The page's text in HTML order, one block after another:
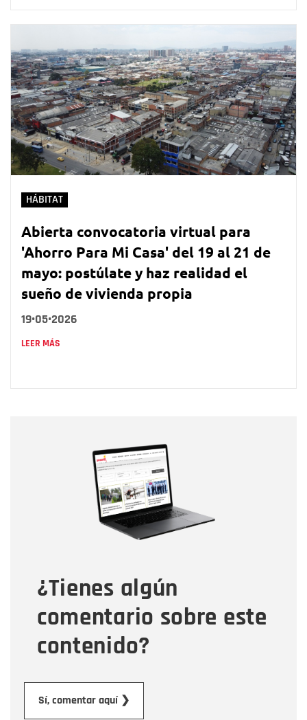
HÁBITAT
Abierta convocatoria virtual para
'Ahorro Para Mi Casa' del 19 al 21 de
mayo: postúlate y haz realidad el
sueño de vivienda propia
19•05•2026
LEER MÁS
¿Tienes algún
comentario sobre este
contenido?
Sí, comentar aquí ❯
Correo electrónico
Tipo de comentario
Mensaje